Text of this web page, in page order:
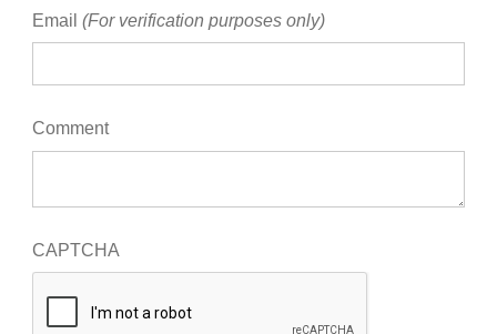
Email (For verification purposes only)
Comment
CAPTCHA